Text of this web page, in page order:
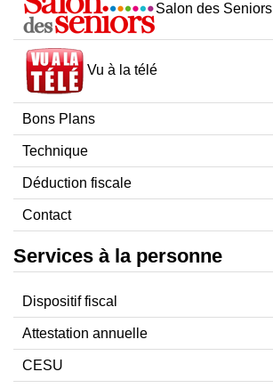
Salon des Seniors
Vu à la télé
Bons Plans
Technique
Déduction fiscale
Contact
Services à la personne
Dispositif fiscal
Attestation annuelle
CESU